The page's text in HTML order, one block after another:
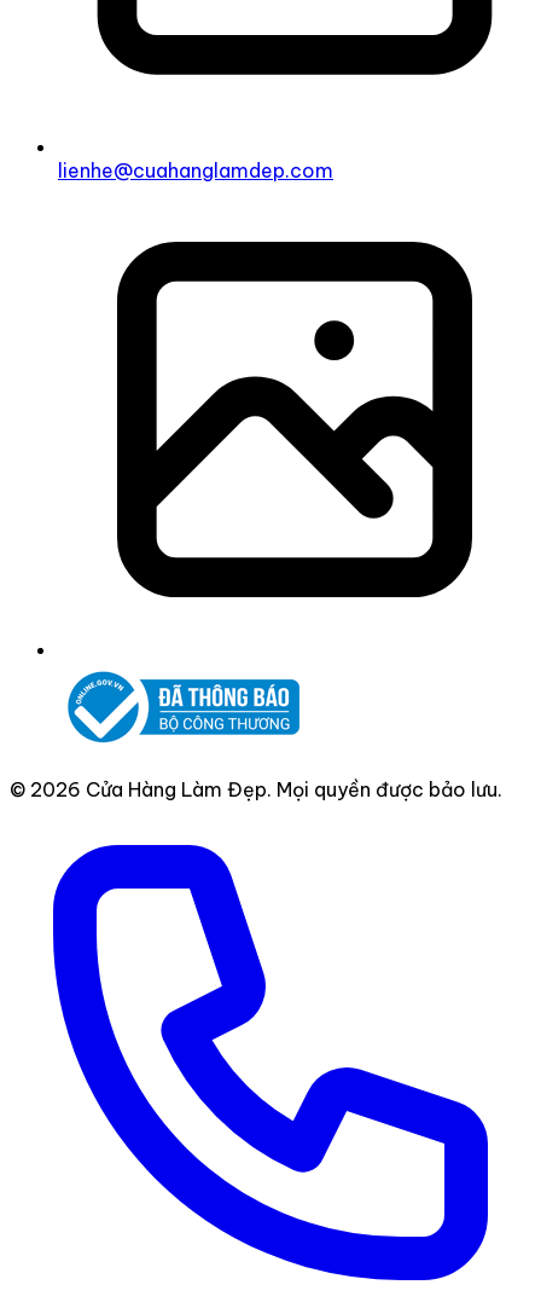
lienhe@cuahanglamdep.com
© 2026 Cửa Hàng Làm Đẹp. Mọi quyền được bảo lưu.